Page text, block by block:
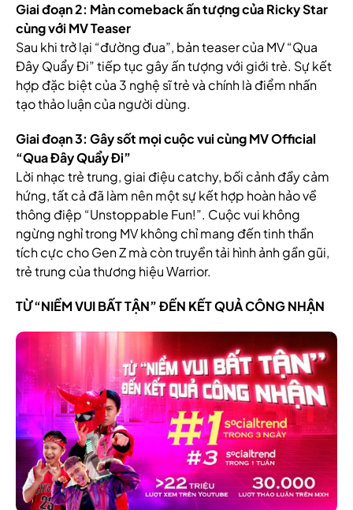
Giai đoạn 2: Màn comeback ấn tượng của Ricky Star
cùng với MV Teaser
Sau khi trở lại “đường đua”, bản teaser của MV “Qua
Đây Quẩy Đi” tiếp tục gây ấn tượng với giới trẻ. Sự kết
hợp đặc biệt của 3 nghệ sĩ trẻ và chính là điểm nhấn
tạo thảo luận của người dùng.
Giai đoạn 3: Gây sốt mọi cuộc vui cùng MV Official
“Qua Đây Quẩy Đi”
Lời nhạc trẻ trung, giai điệu catchy, bối cảnh đầy cảm
hứng, tất cả đã làm nên một sự kết hợp hoàn hảo về
thông điệp “Unstoppable Fun!”. Cuộc vui không
ngừng nghỉ trong MV không chỉ mang đến tinh thần
tích cực cho Gen Z mà còn truyền tải hình ảnh gần gũi,
trẻ trung của thương hiệu Warrior.
TỪ “NIỀM VUI BẤT TẬN” ĐẾN KẾT QUẢ CÔNG NHẬN